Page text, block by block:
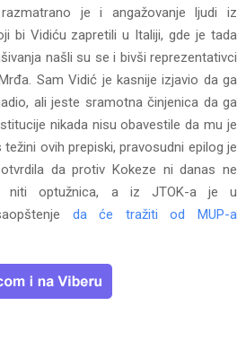
je i angažovanje ljudi iz
bi Vidiću zapretili u Italiji, gde je tada
našli su se i bivši reprezentativci
Sam Vidić je kasnije izjavio da ga
ali jeste sramotna činjenica da ga
nikada nisu obavestile da mu je
ovih prepiski, pravosudni epilog je
da protiv Kokeze ni danas ne
niti optužnica, a iz JTOK-a je u
da će tražiti od MUP-a